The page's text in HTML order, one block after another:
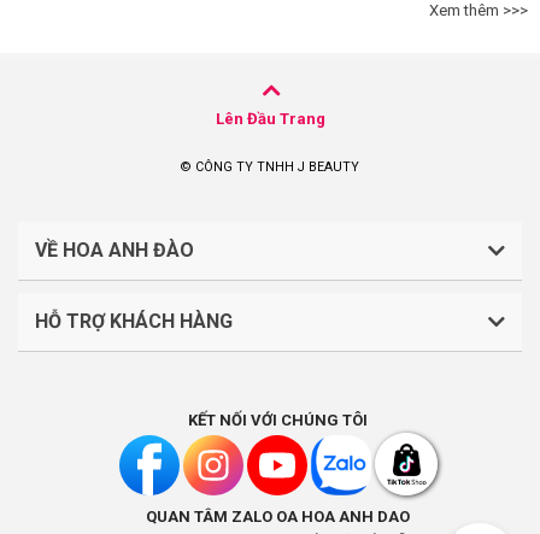
Xem thêm >>>
Lên Đầu Trang
© CÔNG TY TNHH J BEAUTY
VỀ HOA ANH ĐÀO
CÔNG TY TNHH J BEAUTY
Liên hệ: (028).7303.9118
Địa điểm kinh doanh: Lầu 1, số 242-244 Hai Bà Trưng,
HỖ TRỢ KHÁCH HÀNG
Chính sách vận chuyển, giao nhận
Chính sách đổi trả và hoàn tiền
Chính sách bảo mật
KẾT NỐI VỚI CHÚNG TÔI
QUAN TÂM ZALO OA HOA ANH DAO